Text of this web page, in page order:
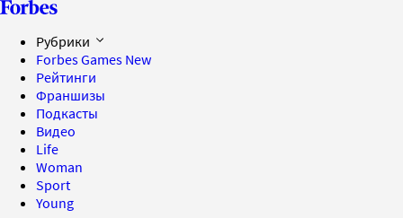
Рубрики
Forbes Games New
Рейтинги
Франшизы
Подкасты
Видео
Life
Woman
Sport
Young